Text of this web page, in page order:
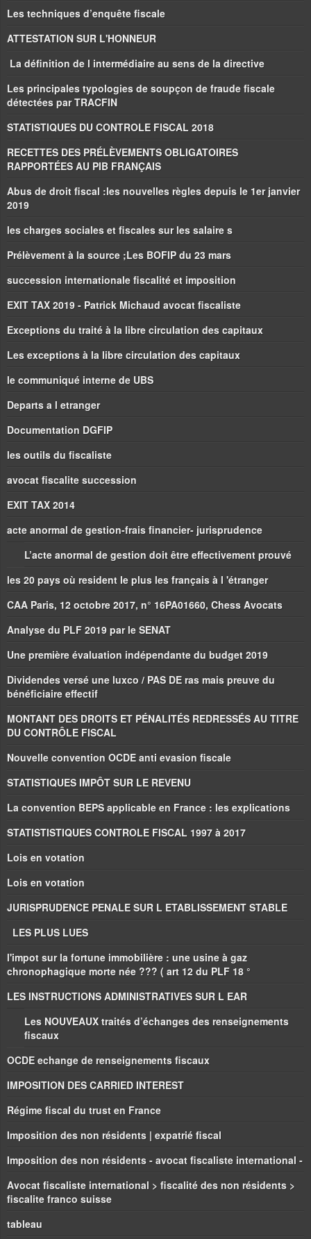
Les techniques d’enquête fiscale
ATTESTATION SUR L'HONNEUR
La définition de l intermédiaire au sens de la directive
Les principales typologies de soupçon de fraude fiscale
détectées par TRACFIN
STATISTIQUES DU CONTROLE FISCAL 2018
RECETTES DES PRÉLÈVEMENTS OBLIGATOIRES
RAPPORTÉES AU PIB FRANÇAIS
Abus de droit fiscal :les nouvelles règles depuis le 1er janvier
2019
les charges sociales et fiscales sur les salaire s
Prélèvement à la source ;Les BOFIP du 23 mars
succession internationale fiscalité et imposition
EXIT TAX 2019 - Patrick Michaud avocat fiscaliste
Exceptions du traité à la libre circulation des capitaux
Les exceptions à la libre circulation des capitaux
le communiqué interne de UBS
Departs a l etranger
Documentation DGFIP
les outils du fiscaliste
avocat fiscalite succession
EXIT TAX 2014
acte anormal de gestion-frais financier- jurisprudence
L’acte anormal de gestion doit être effectivement prouvé
les 20 pays où resident le plus les français à l 'étranger
CAA Paris, 12 octobre 2017, n° 16PA01660, Chess Avocats
Analyse du PLF 2019 par le SENAT
Une première évaluation indépendante du budget 2019
Dividendes versé une luxco / PAS DE ras mais preuve du
bénéficiaire effectif
MONTANT DES DROITS ET PÉNALITÉS REDRESSÉS AU TITRE
DU CONTRÔLE FISCAL
Nouvelle convention OCDE anti evasion fiscale
STATISTIQUES IMPÔT SUR LE REVENU
La convention BEPS applicable en France : les explications
STATISTISTIQUES CONTROLE FISCAL 1997 à 2017
Lois en votation
Lois en votation
JURISPRUDENCE PENALE SUR L ETABLISSEMENT STABLE
LES PLUS LUES
l'impot sur la fortune immobilière : une usine à gaz
chronophagique morte née ??? ( art 12 du PLF 18 °
LES INSTRUCTIONS ADMINISTRATIVES SUR L EAR
Les NOUVEAUX traités d’échanges des renseignements
fiscaux
OCDE echange de renseignements fiscaux
IMPOSITION DES CARRIED INTEREST
Régime fiscal du trust en France
Imposition des non résidents | expatrié fiscal
Imposition des non résidents - avocat fiscaliste international -
Avocat fiscaliste international > fiscalité des non résidents >
fiscalite franco suisse
tableau